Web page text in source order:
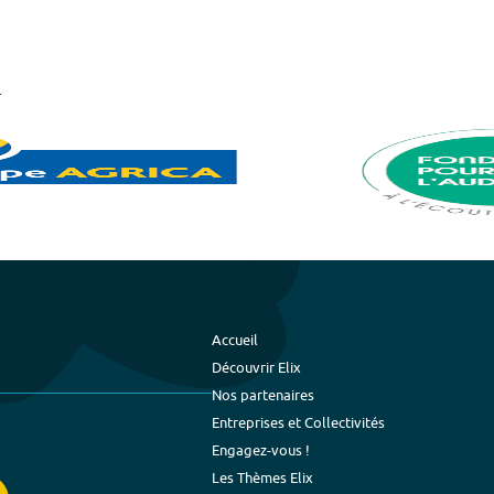
Accueil
Découvrir Elix
Nos partenaires
Entreprises et Collectivités
Engagez-vous !
Les Thèmes Elix